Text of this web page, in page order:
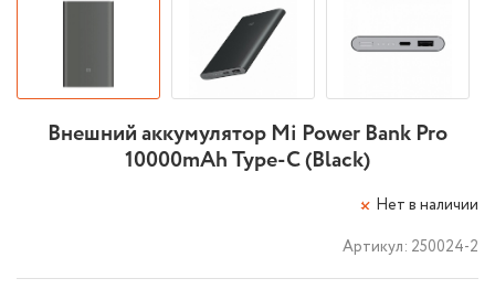
Внешний аккумулятор Mi Power Bank Pro
10000mAh Type-C (Black)
Нет в наличии
Артикул: 250024-2